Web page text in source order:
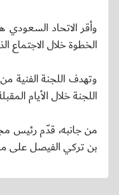
وأقر الاتحاد
الخطوة خلال الاجتماع
وتهدف اللجنة الفنية
اللجنة خلال الأيام
من جانبه، قدّم رئيس
بن تركي الفيصل على